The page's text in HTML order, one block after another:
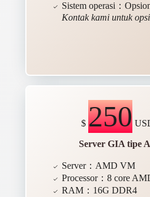
Sistem operasi：
Kontak kami untuk
$ 250
Server GIA tipe
Server：AMD VM
Processor：8 core
RAM：16G DDR4